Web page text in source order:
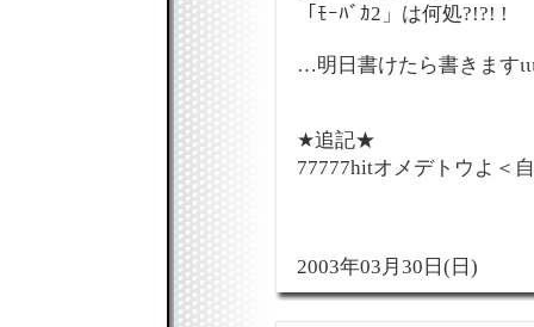
「ﾓｰﾊﾞｶ2」は何処?!?! !
…明日書けたら書きます
★追記★
77777hitオメデトウよ＜
2003年03月30日(日)